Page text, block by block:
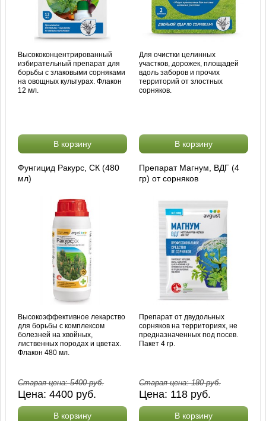
Высококонцентрированный
избирательный препарат для
борьбы с злаковыми сорняками
на овощных культурах. Флакон
12 мл.
В корзину
Для очистки целинных
участков, дорожек, площадей
вдоль заборов и прочих
территорий от злостных
сорняков.
В корзину
Фунгицид Ракурс, СК (480
мл)
Высокоэффективное лекарство
для борьбы с комплексом
болезней на хвойных,
лиственных породах и цветах.
Флакон 480 мл.
Старая цена:5400руб.
Цена:4400 руб.
В корзину
Препарат Магнум, ВДГ (4
гр) от сорняков
Препарат от двудольных
сорняков на территориях, не
предназначенных под посев.
Пакет 4 гр.
Старая цена:180руб.
Цена: 118 руб.
В корзину